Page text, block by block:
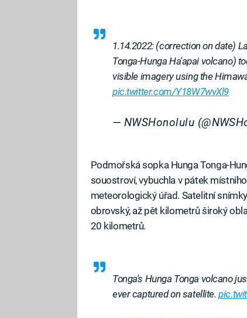
1.14.2022: (correction on date)
Tonga-Hunga Ha'apai volcano)
visible imagery using the
pic.twitter.com/Y18W7wvXl9
— NWSHonolulu
Podmořská sopka Hunga Tonga-
souostroví, vybuchla v pátek
meteorologický úřad. Satelitní
obrovský, až pět kilometrů široký
20 kilometrů.
Tonga's Hunga Tonga volcano
ever captured on satellite.